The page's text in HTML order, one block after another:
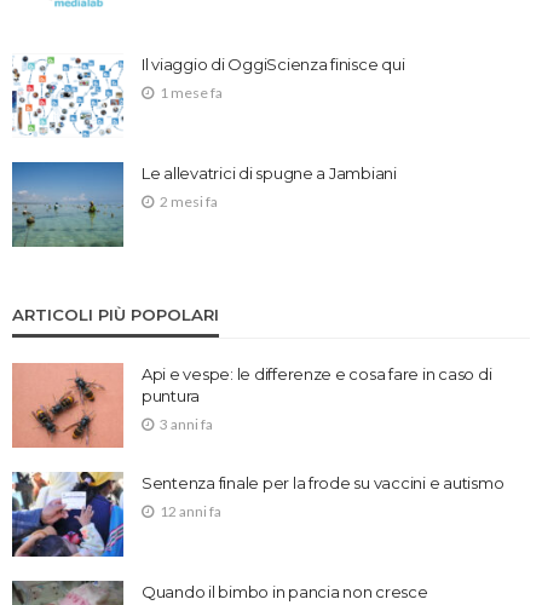
Il viaggio di OggiScienza finisce qui
1 mese fa
Le allevatrici di spugne a Jambiani
2 mesi fa
ARTICOLI PIÙ POPOLARI
Api e vespe: le differenze e cosa fare in caso di
puntura
3 anni fa
Sentenza finale per la frode su vaccini e autismo
12 anni fa
Quando il bimbo in pancia non cresce